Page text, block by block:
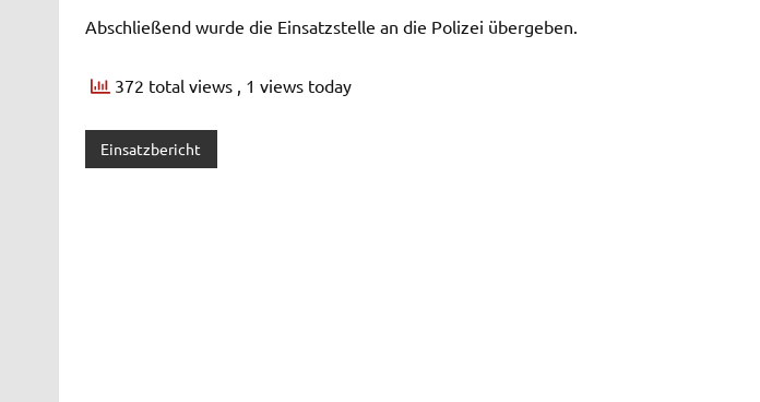
Abschließend wurde die Einsatzstelle an die Polizei übergeben.
372 total views , 1 views today
Einsatzbericht